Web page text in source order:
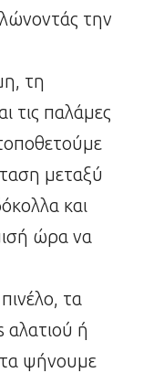
την
τη
τις παλάμες
μεταξύ
και
ώρα να
τα
αλατιού ή
τα ψήνουμε